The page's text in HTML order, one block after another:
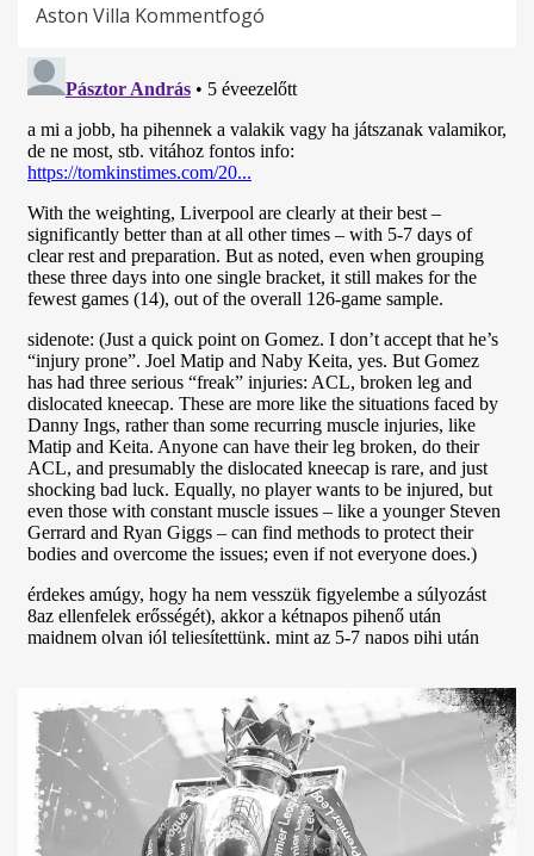
Aston Villa Kommentfogó